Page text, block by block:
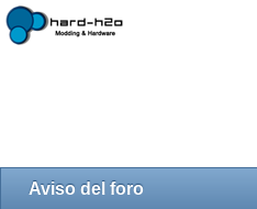
Aviso del foro